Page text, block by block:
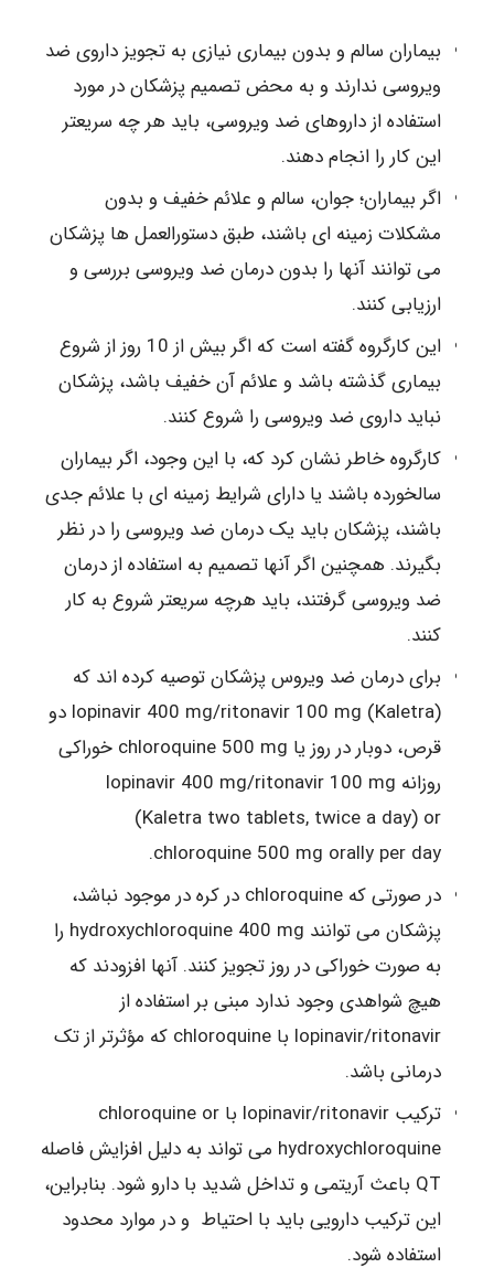
بیماران سالم و بدون بیماری نیازی به تجویز داروی ضد
ویروسی ندارند و به محض تصمیم پزشکان در مورد
استفاده از داروهای ضد ویروسی، باید هر چه سریعتر
این کار را انجام دهند.
اگر بیماران؛ جوان، سالم و علائم خفیف و بدون
مشکلات زمینه ای باشند، طبق دستورالعمل ها پزشکان
می توانند آنها را بدون درمان ضد ویروسی بررسی و
ارزیابی کنند.
این کارگروه گفته است که اگر بیش از 10 روز از شروع
بیماری گذشته باشد و علائم آن خفیف باشد، پزشکان
نباید داروی ضد ویروسی را شروع کنند.
کارگروه خاطر نشان کرد که، با این وجود، اگر بیماران
سالخورده باشند یا دارای شرایط زمینه ای با علائم جدی
باشند، پزشکان باید یک درمان ضد ویروسی را در نظر
بگیرند. همچنین اگر آنها تصمیم به استفاده از درمان
ضد ویروسی گرفتند، باید هرچه سریعتر شروع به کار
کنند.
برای درمان ضد ویروس پزشکان توصیه کرده اند که
(lopinavir 400 mg/ritonavir 100 mg (Kaletra دو
قرص، دوبار در روز یا chloroquine 500 mg خوراکی
روزانه lopinavir 400 mg/ritonavir 100 mg
(Kaletra two tablets, twice a day) or
chloroquine 500 mg orally per day.
در صورتی که chloroquine در کره در موجود نباشد،
پزشکان می توانند hydroxychloroquine 400 mg را
به صورت خوراکی در روز تجویز کنند. آنها افزودند که
هیچ شواهدی وجود ندارد مبنی بر استفاده از
lopinavir/ritonavir با chloroquine که مؤثرتر از تک
درمانی باشد.
ترکیب lopinavir/ritonavir با chloroquine or
hydroxychloroquine می تواند به دلیل افزایش فاصله
QT باعث آریتمی و تداخل شدید با دارو شود. بنابراین،
این ترکیب دارویی باید با احتیاط و در موارد محدود
استفاده شود.